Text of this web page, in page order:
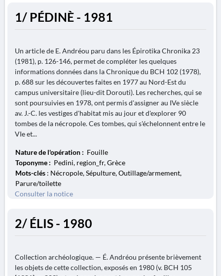
1/ PÉDINÈ - 1981
Un article de E. Andréou paru dans les Épirotika Chronika 23
(1981), p. 126-146, permet de compléter les quelques
informations données dans la Chronique du BCH 102 (1978),
p. 688 sur les découvertes faites en 1977 au Nord-Est du
campus universitaire (lieu-dit Dorouti). Les recherches, qui se
sont poursuivies en 1978, ont permis d'assigner au IVe siècle
av. J.-C. les vestiges d'habitat mis au jour et d'explorer 90
tombes de la nécropole. Ces tombes, qui s'échelonnent entre le
VIe et...
Nature de l'opération : Fouille
Toponyme : Pedini, region_fr, Grèce
Mots-clés : Nécropole, Sépulture, Outillage/armement,
Parure/toilette
Consulter la notice
2/ ÉLIS - 1980
Collection archéologique. — É. Andréou présente brièvement
les objets de cette collection, exposés en 1980 (v. BCH 105